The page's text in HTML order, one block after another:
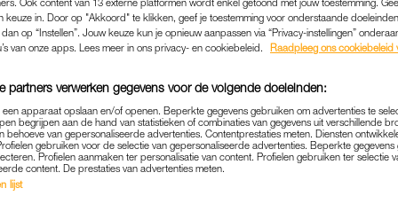
TWIJFELEN OF ZE
IS ALS
HYPOTHEEK'
FAMILIE|INTERVIEW
07-01-2024 | NIVINE DE JONG
aantal baby’s het laagste niveau ooit, blijkt uit
keuze in. Door op "Akkoord" te klikken, geef je toestemming voor onderstaande
op “Instellen”. Jouw keuze kun je opnieuw aanpassen via “Privacy-instellingen”
van onze apps. Lees meer in ons privacy- en cookiebeleid.
Raadpleeg ons cookiebeleid
partners verwerken gegevens voor de volgende doeleinden:
apparaat opslaan en/of openen. Beperkte gegevens gebruiken om advertenties te
begrijpen aan de hand van statistieken of combinaties van gegevens uit verschillende
behoeve van gepersonaliseerde advertenties. Contentprestaties meten. Diensten
gebruiken voor de selectie van gepersonaliseerde advertenties. Beperkte
Profielen aanmaken ter personalisatie van content. Profielen gebruiken ter selectie
content. De prestaties van advertenties meten.
lijst